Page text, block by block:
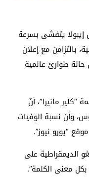
إيبولا يتفشى بسرعة
بالتزامن مع إعلان
طوارئ عالمية
مانيرا”، أنّ
وأن نسبة الوفيات
الديمقراطية على
معنى الكلمة”.